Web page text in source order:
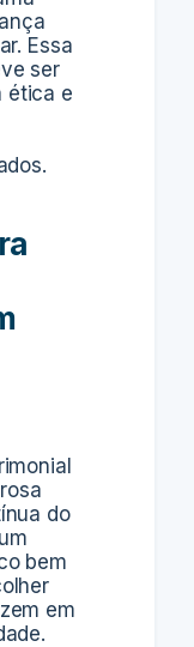
Essa
ser
ética e
do
bem
em